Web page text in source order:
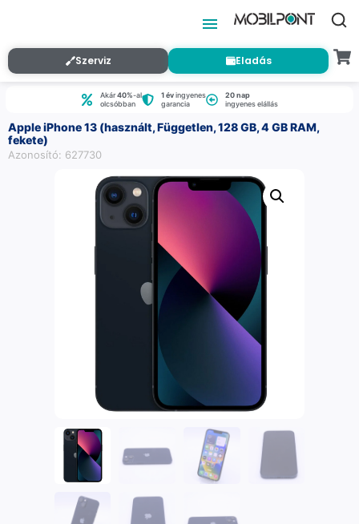
Szerviz Eladás
Akár40%-al
olcsóbban
1 évingyenes
garancia
20 nap
ingyenes elállás
Apple iPhone 13 (használt, Független, 128 GB, 4 GB RAM,
fekete)
Azonosító: 627730